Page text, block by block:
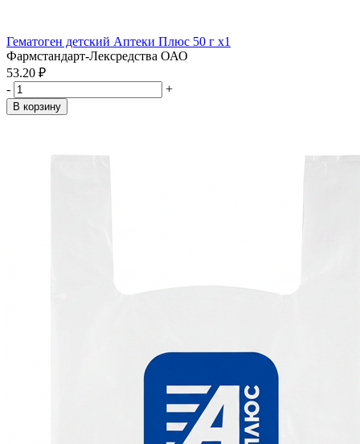
Гематоген детский Аптеки Плюс 50 г x1
Фармстандарт-Лексредства ОАО
53.20 ₽
-
+
В корзину